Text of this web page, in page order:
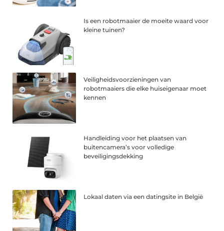
Is een robotmaaier de moeite waard voor
kleine tuinen?
Veiligheidsvoorzieningen van
robotmaaiers die elke huiseigenaar moet
kennen
Handleiding voor het plaatsen van
buitencamera’s voor volledige
beveiligingsdekking
Lokaal daten via een datingsite in België